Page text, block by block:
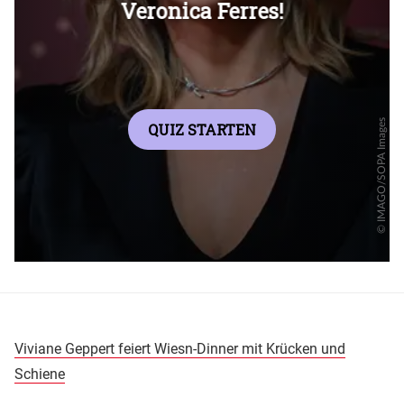
Viviane Geppert feiert Wiesn-Dinner mit Krücken und
Schiene